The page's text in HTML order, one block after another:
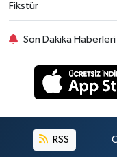
Fikstür
Son Dakika Haberleri
RSS